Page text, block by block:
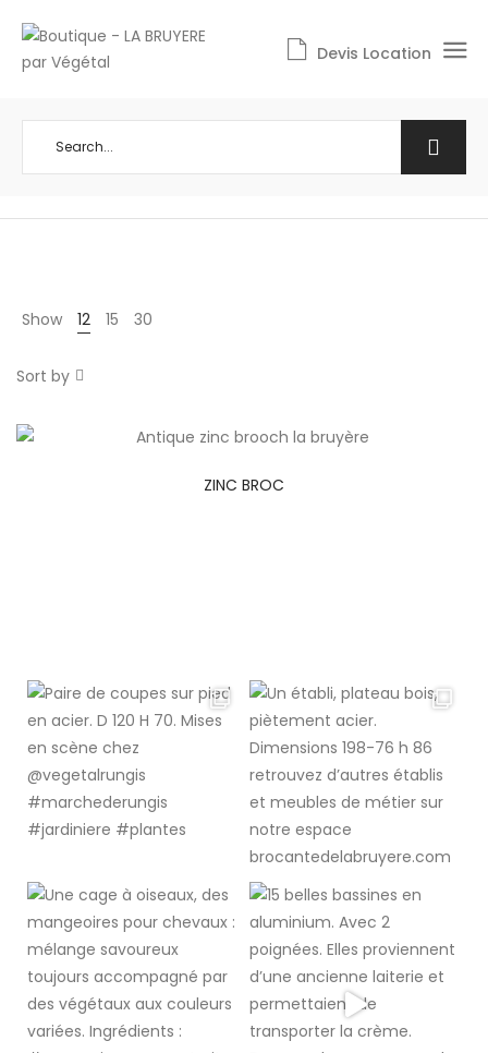
Devis Location
Show 12 15 30
Sort by
ZINC BROC